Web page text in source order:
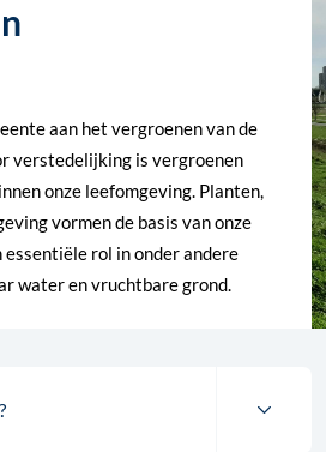
aan het vergroenen van de
verstedelijking is vergroenen
onze leefomgeving. Planten,
vormen de basis van onze
essentiële rol in onder andere
water en vruchtbare grond.